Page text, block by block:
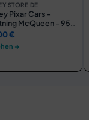
STORE DE
Pixar Cars -
McQueen - 95 -
für Kinder
€
→